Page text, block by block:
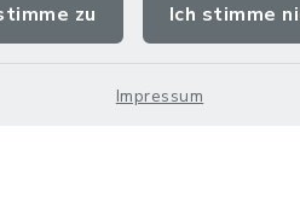
zu Ich stimme
Impressum